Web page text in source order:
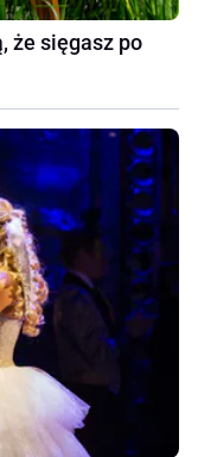
że sięgasz po